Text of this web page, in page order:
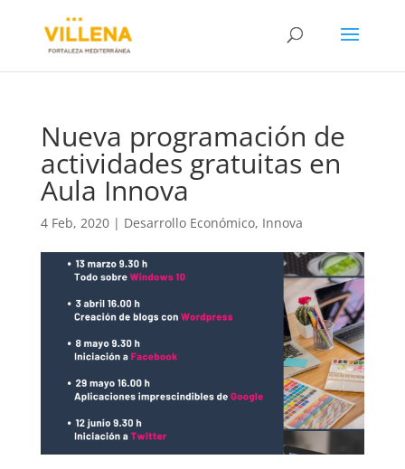
Nueva programación de
actividades gratuitas en
Aula Innova
4 Feb, 2020| Desarrollo Económico, Innova